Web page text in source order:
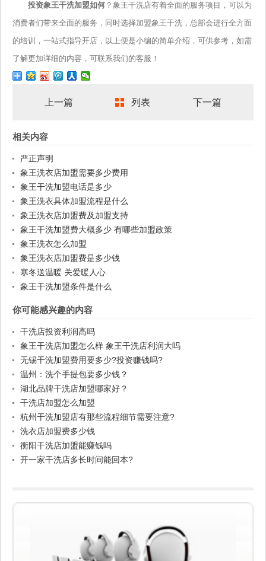
投资象王干洗加盟如何 ？象王干洗店有着全面的服务项目，可以为
消费者们带来全面的服务，同时选择加盟象王干洗，总部会进行全方面
的培训，一站式指导开店，以上便是小编的简单介绍，可供参考，如需
了解更加详细的内容，可联系我们的客服！
上一篇 列表 下一篇
相关内容
严正声明
象王洗衣店加盟需要多少费用
象王干洗加盟电话是多少
象王洗衣具体加盟流程是什么
象王洗衣店加盟费及加盟支持
象王干洗加盟费大概多少 有哪些加盟政策
象王洗衣怎么加盟
象王洗衣店加盟费是多少钱
寒冬送温暖 关爱暖人心
象王干洗加盟条件是什么
你可能感兴趣的内容
干洗店投资利润高吗
象王干洗店加盟怎么样 象王干洗店利润大吗
无锡干洗加盟费用要多少?投资赚钱吗?
温州：洗个手提包要多少钱？
湖北品牌干洗店加盟哪家好？
干洗店加盟怎么加盟
杭州干洗加盟店有那些流程细节需要注意?
洗衣店加盟费多少钱
衡阳干洗店加盟能赚钱吗
开一家干洗店多长时间能回本?